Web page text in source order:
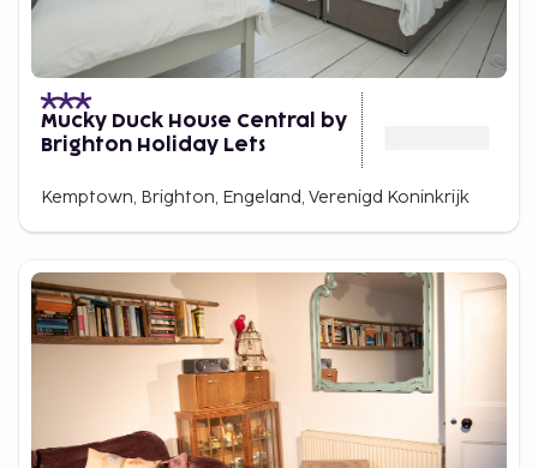
Mucky Duck House Central by
Brighton Holiday Lets
Kemptown, Brighton, Engeland, Verenigd Koninkrijk